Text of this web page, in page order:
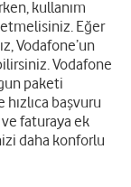
kullanım
etmelisiniz. Eğer
Vodafone’un
Vodafone
paketi
başvuru
faturaya ek
daha konforlu